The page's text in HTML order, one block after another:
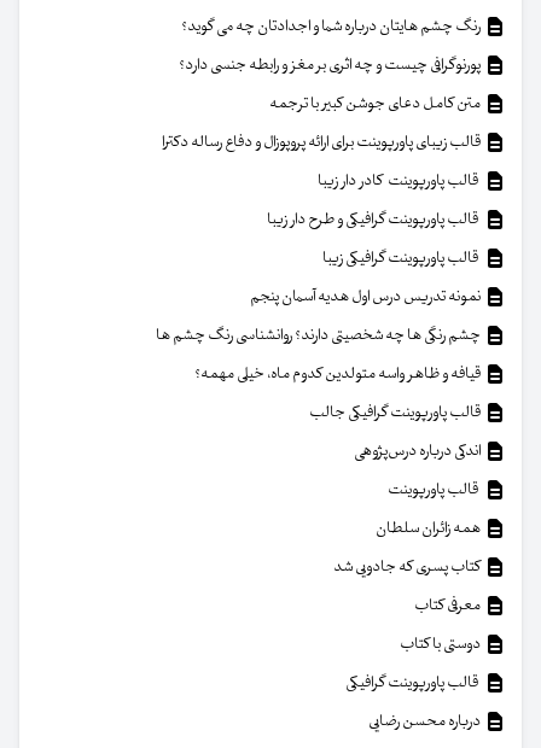
رنگ چشم هایتان درباره شما و اجدادتان چه می گوید؟
پورنوگرافی چیست و چه اثری بر مغز و رابطه جنسی دارد؟
متن کامل دعای جوشن کبیر با ترجمه
قالب زیبای پاورپوینت برای ارائه پروپوزال و دفاع رساله دکترا
قالب پاورپوینت کادر دار زیبا
قالب پاورپوینت گرافیکی و طرح دار زیبا
قالب پاورپوینت گرافیکی زیبا
نمونه تدریس درس اول هدیه آسمان پنجم
چشم رنگی ها چه شخصیتی دارند؟ روانشناسی رنگ چشم ها
قیافه و ظاهر واسه متولدین کدوم ماه، خیلی مهمه؟
قالب پاورپوینت گرافیکی جالب
اندکی درباره درس‌پژوهی
قالب پاورپوینت
همه زائران سلطان
کتاب پسری که جادویی شد
معرفی کتاب
دوستی با کتاب
قالب پاورپوینت گرافیکی
درباره محسن رضایی